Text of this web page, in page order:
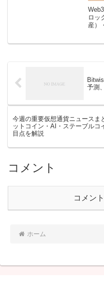
ロッ
産）
予測
今週の重要仮想通貨ニュースま
ットコイン・AI・ステーブルコ
目点を解説
コメント
コメン
ホーム